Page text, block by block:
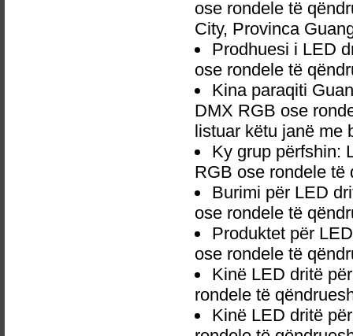
ose rondele të
City, Provinca
Prodhuesi i LED
ose rondele të
Kina paraqiti
DMX RGB ose
listuar këtu janë me
Ky grup përfshin:
RGB ose rondele të
Burimi për LED
ose rondele të
Produktet për
ose rondele të
Kinë LED dritë
rondele të
Kinë LED dritë